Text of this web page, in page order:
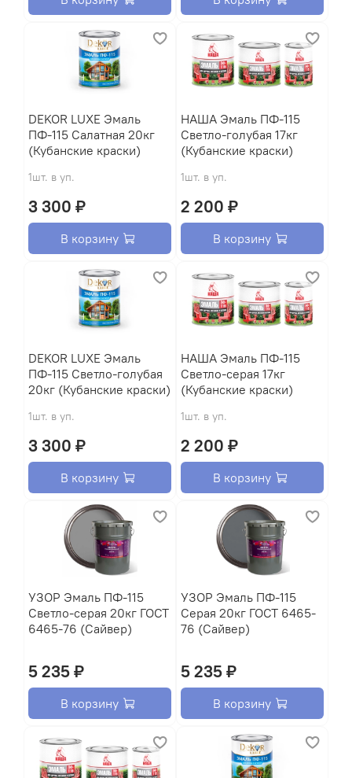
DEKOR LUXE Эмаль
ПФ-115 Салатная 20кг
(Кубанские краски)
1шт. в уп.
3 300 ₽
В корзину
HАША Эмаль ПФ-115
Светло-голубая 17кг
(Кубанские краски)
1шт. в уп.
2 200 ₽
В корзину
DEKOR LUXE Эмаль
ПФ-115 Светло-голубая
20кг (Кубанские краски)
1шт. в уп.
3 300 ₽
В корзину
HАША Эмаль ПФ-115
Светло-серая 17кг
(Кубанские краски)
1шт. в уп.
2 200 ₽
В корзину
УЗОР Эмаль ПФ-115
Светло-серая 20кг ГОСТ
6465-76 (Сайвер)
5 235 ₽
В корзину
УЗОР Эмаль ПФ-115
Серая 20кг ГОСТ 6465-
76 (Сайвер)
5 235 ₽
В корзину